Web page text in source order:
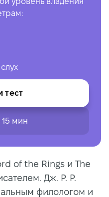
тест
мин
of the Rings и The
Дж. Р. Р.
филологом и